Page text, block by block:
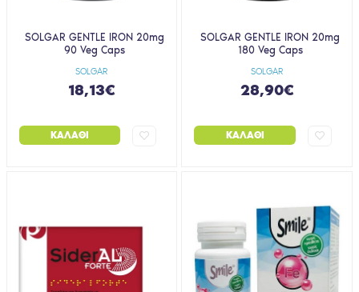
SOLGAR
SOLGAR GENTLE IRON 20mg
90 Veg Caps
18,13€
ΚΑΛΆΘΙ
SOLGAR
SOLGAR GENTLE IRON 20mg
180 Veg Caps
28,90€
ΚΑΛΆΘΙ